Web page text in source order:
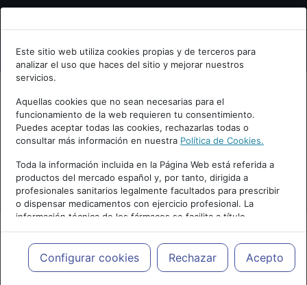
Bienvenid@ a psiquiatria.com
Escribe tu Email
Accede o regístrate con tu email.
Cancelar
Este sitio web utiliza cookies propias y de terceros para
analizar el uso que haces del sitio y mejorar nuestros
servicios.
Aquellas cookies que no sean necesarias para el
funcionamiento de la web requieren tu consentimiento.
Puedes aceptar todas las cookies, rechazarlas todas o
consultar más información en nuestra Política de Cookies.
Toda la información incluida en la Página Web está referida a
productos del mercado español y, por tanto, dirigida a
profesionales sanitarios legalmente facultados para prescribir
o dispensar medicamentos con ejercicio profesional. La
información técnica de los fármacos se facilita a título
meramente informativo, siendo responsabilidad de los
profesionales facultados prescribir medicamentos y decidir, en
cada caso concreto, el tratamiento más adecuado a las
necesidades del paciente.
Configurar cookies Rechazar Acepto
Actualidad y Artículos|Trastornos de
la infancia y adolescencia